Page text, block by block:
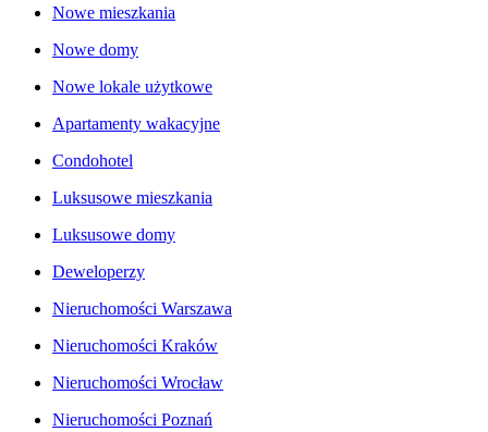
Nowe mieszkania
Nowe domy
Nowe lokale użytkowe
Apartamenty wakacyjne
Condohotel
Luksusowe mieszkania
Luksusowe domy
Deweloperzy
Nieruchomości Warszawa
Nieruchomości Kraków
Nieruchomości Wrocław
Nieruchomości Poznań